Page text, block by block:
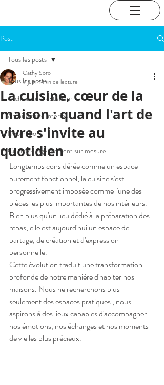
Post
Tous les posts
Architecture extérieur
Architecture intérieur
Décoration
Cuisine - Agencement sur mesure
Tous les posts
La cuisine, cœur de la
maison : quand l'art de
vivre s'invite au
quotidien
Cathy Soro
9 juin4 min de lecture
Longtemps considérée comme un espace
purement fonctionnel, la cuisine s'est
progressivement imposée comme l'une des
pièces les plus importantes de nos intérieurs.
Bien plus qu'un lieu dédié à la préparation des
repas, elle est aujourd'hui un espace de
partage, de création et d'expression
personnelle.
Cette évolution traduit une transformation
profonde de notre manière d'habiter nos
maisons. Nous ne recherchons plus
seulement des espaces pratiques ; nous
aspirons à des lieux capables d'accompagner
nos émotions, nos échanges et nos moments
de vie les plus précieux.